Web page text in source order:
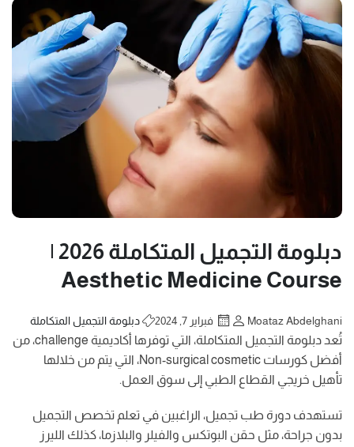
دبلومة التجميل المتكاملة 2026 |
Aesthetic Medicine Course
Moataz Abdelghani فبراير 7, 2024 دبلومة التجميل المتكاملة
تُعد دبلومة التجميل المتكاملة، التي توفرها أكاديمية challenge، من
أفضل كورسات Non-surgical cosmetic، التي يتم من خلالها
تأهيل خريجي القطاع الطبي إلى سوق العمل.
تستهدف دورة طب تجميل، الراغبين في تعلم تخصص التجميل
بدون جراحة، مثل حقن البوتكس والفيلر والبلازما، كذلك الليرز